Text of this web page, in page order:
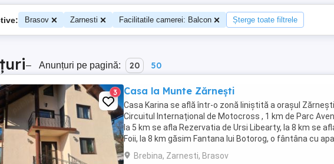
Brasov Zarnesti Facilitatile camerei: Balcon Șterge toate filtrele
– Anunțuri pe pagină: 20 50
3 Casa la Munte Zărnești
Casa Karina se află într-o zonă liniștită a orașul Zărneşti
Circuitul Internațional de Motocross , 1 km de Parc
la 5 km se afla Rezervatia de Ursi Libearty, la 8 km se
Foii, la 8 km găsim Fantana lui Botorog, o fântâna cu
de urcare ...
Brebina, Zarnesti, Brasov